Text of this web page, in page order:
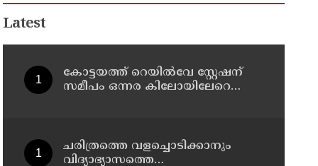
Latest
കോട്ടയത്ത് റെയിൽവേ സ്റ്റേഷന്
സമീപം ഒന്നര കിലോയിലേറെ
ചരിത്രത്തെ വളച്ചൊടിക്കാനും
വിദ്യാഭ്യാസത്തെ